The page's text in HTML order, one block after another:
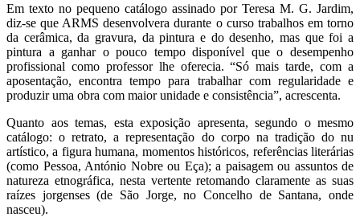
Em texto no pequeno catálogo assinado por Teresa M. G. Jardim,
diz-se que ARMS desenvolvera durante o curso trabalhos em torno
da cerâmica, da gravura, da pintura e do desenho, mas que foi a
pintura a ganhar o pouco tempo disponível que o desempenho
profissional como professor lhe oferecia. “Só mais tarde, com a
aposentação, encontra tempo para trabalhar com regularidade e
produzir uma obra com maior unidade e consistência”, acrescenta.
Quanto aos temas, esta exposição apresenta, segundo o mesmo
catálogo: o retrato, a representação do corpo na tradição do nu
artístico, a figura humana, momentos históricos, referências literárias
(como Pessoa, António Nobre ou Eça); a paisagem ou assuntos de
natureza etnográfica, nesta vertente retomando claramente as suas
raízes jorgenses (de São Jorge, no Concelho de Santana, onde
nasceu).